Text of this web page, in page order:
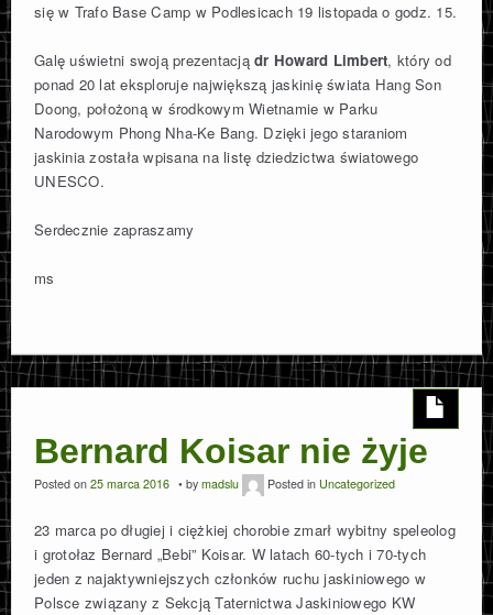
się w Trafo Base Camp w Podlesicach 19 listopada o godz. 15.
Galę uświetni swoją prezentacją dr Howard Limbert, który od
ponad 20 lat eksploruje największą jaskinię świata Hang Son
Doong, położoną w środkowym Wietnamie w Parku
Narodowym Phong Nha-Ke Bang. Dzięki jego staraniom
jaskinia została wpisana na listę dziedzictwa światowego
UNESCO.
Serdecznie zapraszamy
ms
Bernard Koisar nie żyje
Posted on 25 marca 2016 by madslu Posted in Uncategorized
23 marca po długiej i ciężkiej chorobie zmarł wybitny speleolog
i grotołaz Bernard „Bebi” Koisar. W latach 60-tych i 70-tych
jeden z najaktywniejszych członków ruchu jaskiniowego w
Polsce związany z Sekcją Taternictwa Jaskiniowego KW